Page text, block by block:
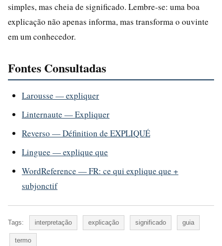
simples, mas cheia de significado. Lembre-se: uma boa
explicação não apenas informa, mas transforma o ouvinte
em um conhecedor.
Fontes Consultadas
Larousse — expliquer
Linternaute — Expliquer
Reverso — Définition de EXPLIQUÉ
Linguee — explique que
WordReference — FR: ce qui explique que +
subjonctif
Tags: interpretação explicação significado guia
termo